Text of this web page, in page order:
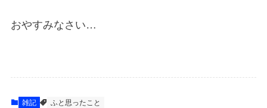
おやすみなさい…
雑記 ふと思ったこと